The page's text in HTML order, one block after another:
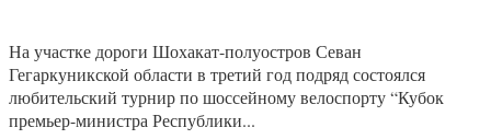
На участке дороги Шохакат-полуостров Севан
Гегаркуникской области в третий год подряд состоялся
любительский турнир по шоссейному велоспорту “Кубок
премьер-министра Республики...